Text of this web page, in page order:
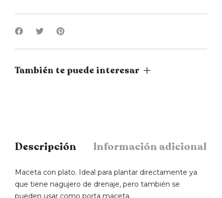
También te puede interesar
Descripción Información adicional
Maceta con plato. Ideal para plantar directamente ya
que tiene nagujero de drenaje, pero también se
pueden usar como porta maceta.